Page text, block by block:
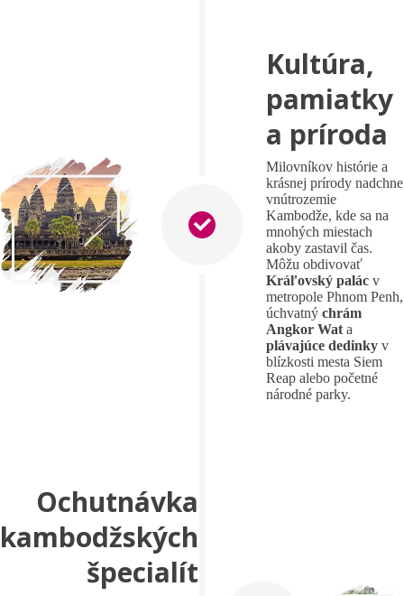
Kultúra,
pamiatky
a príroda
Milovníkov histórie a
krásnej prírody nadchne
vnútrozemie
Kambodže, kde sa na
mnohých miestach
akoby zastavil čas.
Môžu obdivovať
Kráľovský palác v
metropole Phnom Penh,
úchvatný chrám
Angkor Wat a
plávajúce dedinky v
blízkosti mesta Siem
Reap alebo početné
národné parky.
Ochutnávka
kambodžských
špecialít